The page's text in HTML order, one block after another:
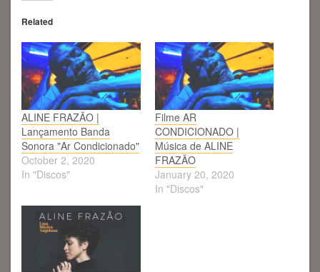
Related
ALINE FRAZÃO |
Lançamento Banda
Sonora "Ar Condicionado"
October 2, 2020
In "Discos"
Filme AR
CONDICIONADO |
Música de ALINE
FRAZÃO
January 20, 2020
In "Discos"